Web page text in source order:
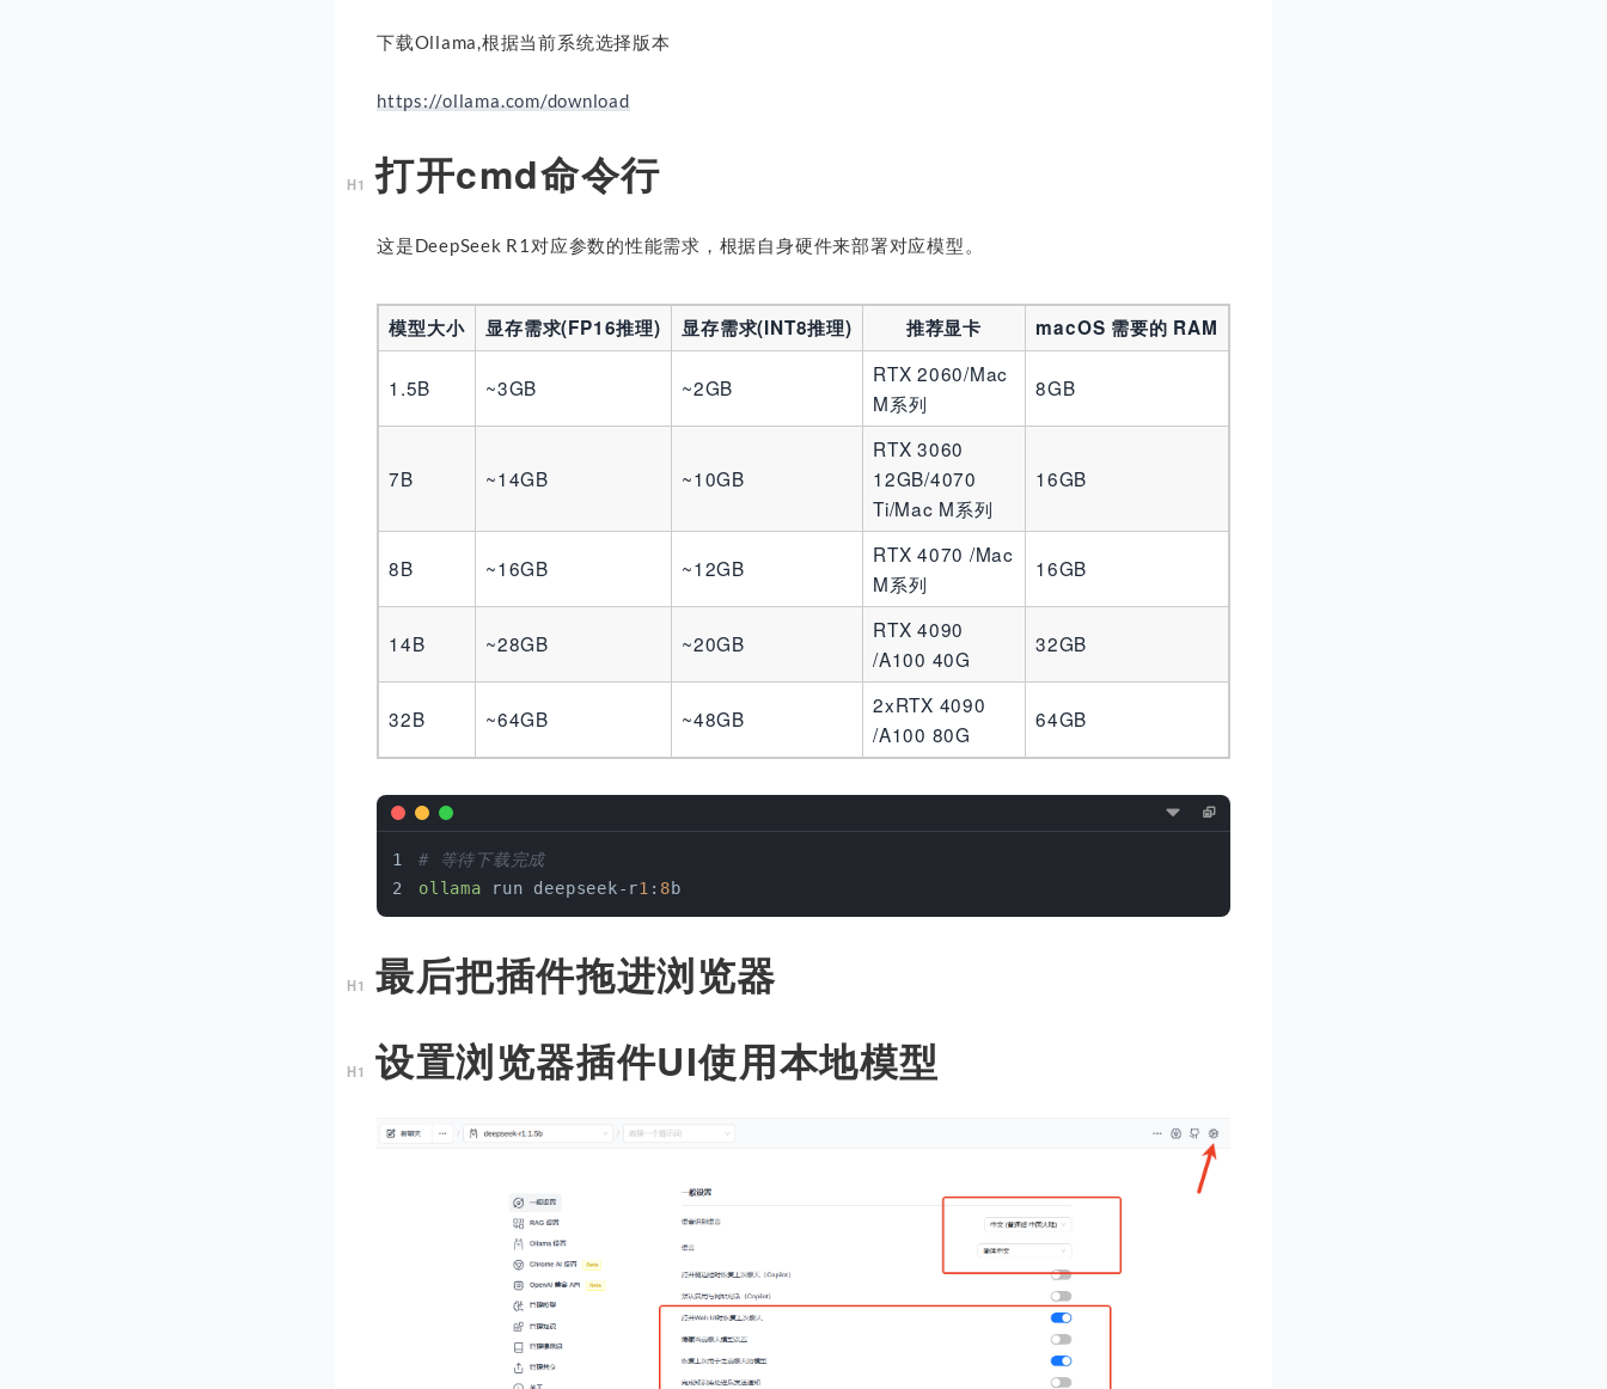
下载Ollama,根据当前系统选择版本
https://ollama.com/download
打开cmd命令行
这是DeepSeek R1对应参数的性能需求，根据自身硬件来部署对应模型。
模型大小 显存需求(FP16推理) 显存需求(INT8推理) 推荐显卡 macOS 需要的 RAM
1.5B ~3GB ~2GB
RTX 2060/Mac
M系列
8GB
7B ~14GB ~10GB
RTX 3060
12GB/4070
Ti/Mac M系列
16GB
8B ~16GB ~12GB
RTX 4070 /Mac
M系列
16GB
14B ~28GB ~20GB
RTX 4090
/A100 40G
32GB
32B ~64GB ~48GB
2xRTX 4090
/A100 80G
64GB
# 等待下载完成
ollama run deepseek-r1 : 8b
最后把插件拖进浏览器
设置浏览器插件UI使用本地模型